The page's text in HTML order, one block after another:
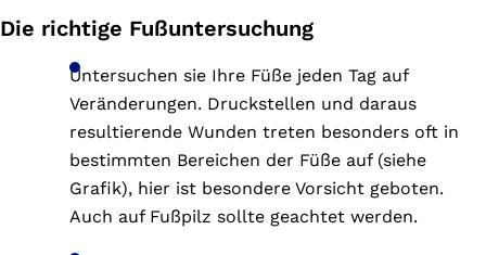
Die richtige Fußuntersuchung
Untersuchen sie Ihre Füße jeden Tag auf
Veränderungen. Druckstellen und daraus
resultierende Wunden treten besonders oft in
bestimmten Bereichen der Füße auf (siehe
Grafik), hier ist besondere Vorsicht geboten.
Auch auf Fußpilz sollte geachtet werden.